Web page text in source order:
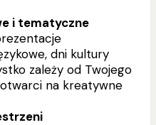
i tematyczne
dni kultury
zależy od Twojego
na kreatywne